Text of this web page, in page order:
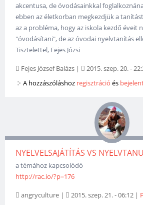
akcentusa, de óvodásainkkal
ebben az életkorban megkezdjük a
az a probléma, hogy az iskola kezdő éveit
"óvodásítani", de az óvodai nyelvtanítás
Tisztelettel, Fejes Józsi
Fejes József Balázs | 2015. szep. 20. -
A hozzászóláshoz regisztráció és
NYELVELSAJÁTÍTÁS VS
a témához kapcsolódó
http://rac.io/?p=176
angryculture | 2015. szep. 21. - 06:12 |